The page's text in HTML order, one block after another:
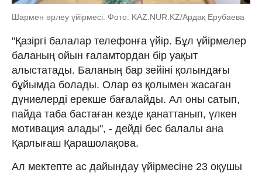
Шармен әрлеу үйірмесі. Фото: KAZ.NUR.KZ/Ардақ Ерубаева
"Қазіргі балалар телефонға үйір. Бұл үйірмелер
баланың ойын ғаламтордан бір уақыт
алыстатады. Баланың бар зейіні қолындағы
бұйымда болады. Олар өз қолымен жасаған
дүниелерді ерекше бағалайды. Ал оны сатып,
пайда таба бастаған кезде қанаттанып, үлкен
мотивация алады", - дейді бес балалы ана
Қарлығаш Қарашолақова.
Ал мектепте ас дайындау үйірмесіне 23 оқушы